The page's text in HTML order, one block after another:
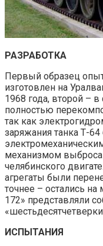
РАЗРАБОТКА
Первый образец
изготовлен на
1968 года, второй – в
полностью
так как
заряжания танка Т-
механизмом выброса
челябинского
агрегаты были
точнее – остались
172» представляли
ИСПЫТАНИЯ